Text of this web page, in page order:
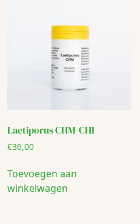
Laetiporus CHM-CHI
€36,00
Toevoegen aan
winkelwagen